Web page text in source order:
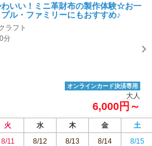
わいい！ミニ革財布の製作体験☆お一
ル・ファミリーにもおすすめ♪
ラフト
分
オンラインカード決済専用
大人
6,000円～
火 水 木 金
土
8/11 8/12 8/13 8/14 8/15